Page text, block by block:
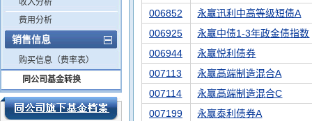
收入分析
费用分析
销售信息
购买信息（费率表）
同公司基金转换
006852
永赢迅利中高等级短债A
006925
永赢中债1-3年政金债指数
006944
永赢悦利债券
007113
永赢高端制造混合A
007114
永赢高端制造混合C
007199
永赢泰利债券A